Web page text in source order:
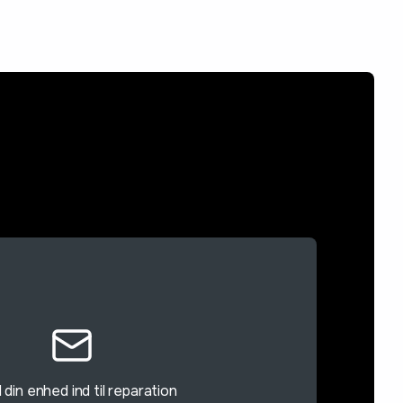
din enhed ind til reparation